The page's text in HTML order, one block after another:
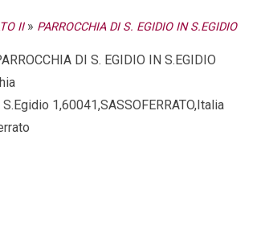
II » PARROCCHIA DI S. EGIDIO IN S.EGIDIO
DI S. EGIDIO IN S.EGIDIO
1,60041,SASSOFERRATO,Italia